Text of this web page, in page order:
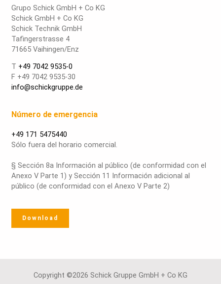
Grupo Schick GmbH + Co KG
Schick GmbH + Co KG
Schick Technik GmbH
Tafingerstrasse 4
71665 Vaihingen/Enz
T +49 7042 9535-0
F +49 7042 9535-30
info@schickgruppe.de
Número de emergencia
+49 171 5475440
Sólo fuera del horario comercial.
§ Sección 8a Información al público (de conformidad con el
Anexo V Parte 1) y Sección 11 Información adicional al
público (de conformidad con el Anexo V Parte 2)
Download
Copyright ©2026 Schick Gruppe GmbH + Co KG